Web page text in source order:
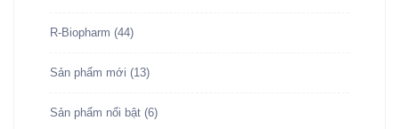
R-Biopharm (44)
Sản phẩm mới (13)
Sản phẩm nổi bật (6)